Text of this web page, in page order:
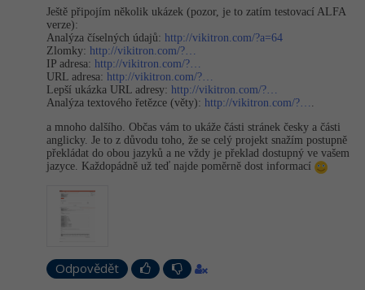
Best practices
Databázový analytik
Copywriter
WordPress specialista
SEO specialista
Návrh SW -80%
Algoritmy -41%
Umělá inteligence (AI) -10%
Pro děti
Více
Kurzy e-commerce
Ještě připojím několik ukázek (pozor, je to zatím testovací ALFA
verze):
Analýza číselných údajů: http://vikitron.com/?a=64
Zlomky: http://vikitron.com/?…
IP adresa: http://vikitron.com/?…
URL adresa: http://vikitron.com/?…
Lepší ukázka URL adresy: http://vikitron.com/?…
Analýza textového řetězce (věty): http://vikitron.com/?… .
a mnoho dalšího. Občas vám to ukáže části stránek česky a části
anglicky. Je to z důvodu toho, že se celý projekt snažím postupně
překládat do obou jazyků a ne vždy je překlad dostupný ve vašem
jazyce. Každopádně už teď najde poměrně dost informací
Odpovědět